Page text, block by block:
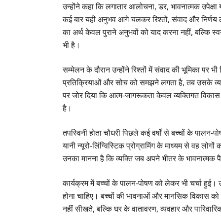
उन्होंने कहा कि लगातार आलोचना, डर, भावनात्मक
कई बार यही अनुभव आगे चलकर रिश्तों, संवाद और
का अर्थ केवल पुराने अनुभवों को याद करना नहीं, बल्कि
भी है।
सम्मेलन के दौरान उन्होंने रिश्तों में संवाद की भूमिका पर
प्रतिक्रियाओं और सोच को समझने लगता है, तब उसके
पर जोर दिया कि आत्म-जागरूकता केवल व्यक्तिगत
है।
तपस्विनी होता चौधरी पिछले कई वर्षों से बच्चों के
यानी न्यूरो-लिंग्विस्टिक प्रोग्रामिंग के माध्यम से वह
उनका मानना है कि व्यक्ति जब अपने भीतर के भावनात्मक
कार्यक्रम में बच्चों के पालन-पोषण को लेकर भी चर्चा
होना चाहिए। बच्चों की भावनाओं और मानसिक विकास
नहीं सीखते, बल्कि घर के वातावरण, व्यवहार और